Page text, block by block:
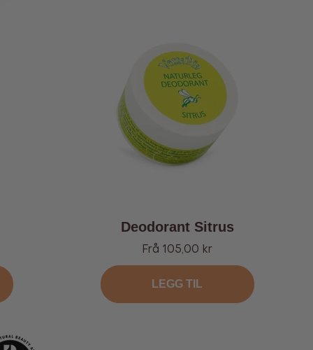
Deodorant Sitrus
Tilbud
Frå 105,00 kr
LEGG TIL